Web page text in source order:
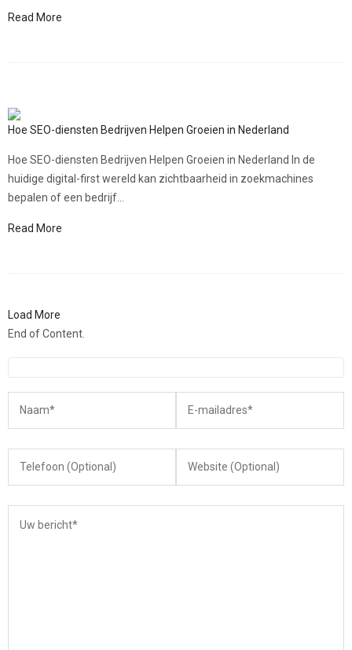
Read More
Hoe SEO-diensten Bedrijven Helpen Groeien in Nederland
Hoe SEO-diensten Bedrijven Helpen Groeien in Nederland In de
huidige digital-first wereld kan zichtbaarheid in zoekmachines
bepalen of een bedrijf...
Read More
Load More
End of Content.